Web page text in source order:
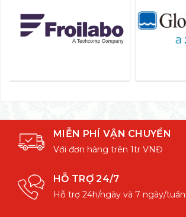
MIỄN PHÍ VẬN CHUYỂN
Với đơn hàng trên 1tr VNĐ
HỖ TRỢ 24/7
Hỗ trợ 24h/ngày và 7 ngày/tuần